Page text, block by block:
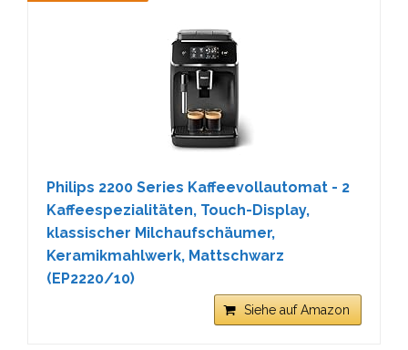
Philips 2200 Series Kaffeevollautomat - 2
Kaffeespezialitäten, Touch-Display,
klassischer Milchaufschäumer,
Keramikmahlwerk, Mattschwarz
(EP2220/10)
Siehe auf Amazon